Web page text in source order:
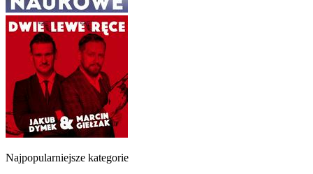
Najpopularniejsze kategorie